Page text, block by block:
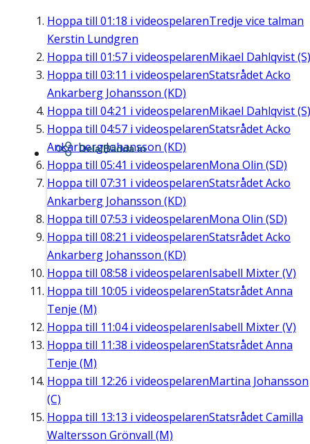
Hoppa till 01:18 i videospelarenTredje vice talman
Kerstin Lundgren
Hoppa till 01:57 i videospelarenMikael Dahlqvist (S)
Hoppa till 03:11 i videospelarenStatsrådet Acko
Ankarberg Johansson (KD)
Hoppa till 04:21 i videospelarenMikael Dahlqvist (S)
Hoppa till 04:57 i videospelarenStatsrådet Acko
Ankarberg Johansson (KD)
Hoppa till 05:41 i videospelarenMona Olin (SD)
Hoppa till 07:31 i videospelarenStatsrådet Acko
Ankarberg Johansson (KD)
Hoppa till 07:53 i videospelarenMona Olin (SD)
Hoppa till 08:21 i videospelarenStatsrådet Acko
Ankarberg Johansson (KD)
Hoppa till 08:58 i videospelarenIsabell Mixter (V)
Hoppa till 10:05 i videospelarenStatsrådet Anna
Tenje (M)
Hoppa till 11:04i videospelarenIsabell Mixter (V)
Hoppa till 11:38 i videospelarenStatsrådet Anna
Tenje (M)
Hoppa till 12:26 i videospelarenMartina Johansson
(C)
Hoppa till 13:13 i videospelarenStatsrådet Camilla
Waltersson Grönvall (M)
Dela/Bädda in